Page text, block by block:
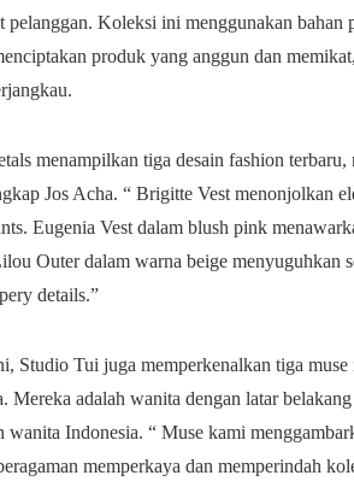
pelanggan. Koleksi ini menggunakan bahan
produk yang anggun dan
menampilkan tiga desain fashion terbaru,
Jos Acha. “ Brigitte Vest menonjolkan
Eugenia Vest dalam blush pink
Outer dalam warna beige menyuguhkan
details.”
Studio Tui juga memperkenalkan tiga
Mereka adalah wanita dengan latar
wanita Indonesia. “ Muse kami
memperkaya dan memperindah